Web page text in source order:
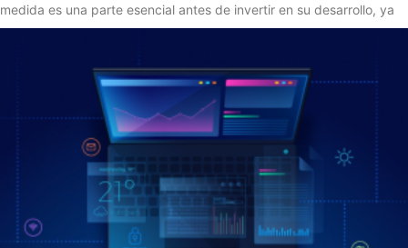
medida es una parte esencial antes de invertir en su desarrollo, ya